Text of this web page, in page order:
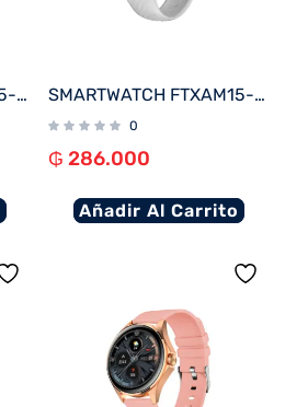
SMARTWATCH FTXAM15-SVGRE 51MM PLATA/VERDE ANDROID/IOS/BT/FREC. CARD SMARTWATCH FTXAM15-SVW 51MM PLATA/GRIS ANDROID/IOS/BT/FREC. CARD
0
₲ 286.000
Añadir Al Carrito